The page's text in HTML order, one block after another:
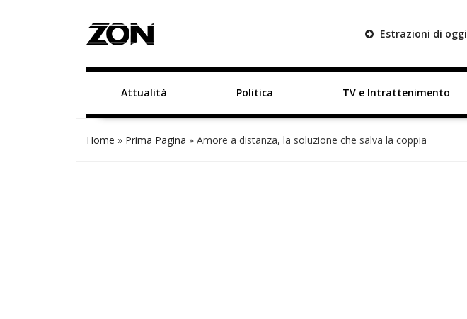
Estrazioni di oggi
Attualità Politica TV e Intrattenimento
Home » Prima Pagina » Amore a distanza, la soluzione che salva la coppia